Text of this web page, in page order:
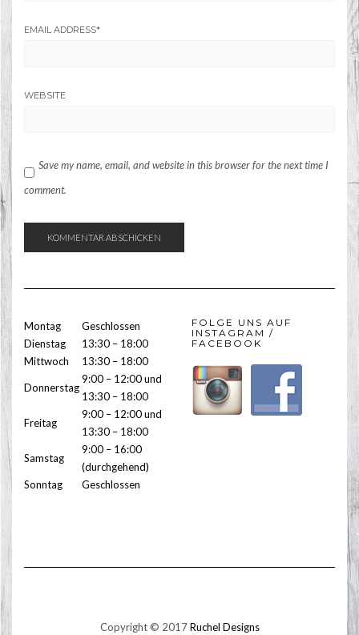
EMAIL ADDRESS*
WEBSITE
Save my name, email, and website in this browser for the next time I
comment.
Montag
Geschlossen
Dienstag
13:30 – 18:00
Mittwoch
13:30 – 18:00
Donnerstag
9:00 – 12:00 und
13:30 – 18:00
Freitag
9:00 – 12:00 und
13:30 – 18:00
Samstag
9:00 – 16:00
(durchgehend)
Sonntag
Geschlossen
FOLGE UNS AUF
INSTAGRAM /
FACEBOOK
Copyright © 2017Ruchel Designs